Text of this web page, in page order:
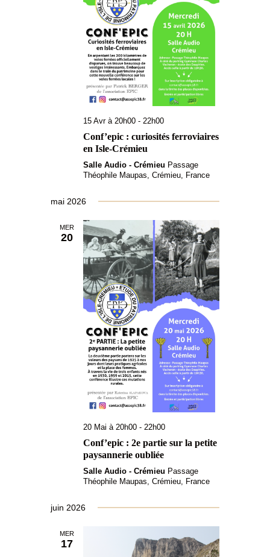
15 Avr à 20h00 - 22h00
Conf’epic : curiosités ferroviaires
en Isle-Crémieu
Salle Audio - Crémieu Passage
Théophile Maupas, Crémieu, France
mai 2026
MER
20
20 Mai à 20h00 - 22h00
Conf’epic : 2e partie sur la petite
paysannerie oubliée
Salle Audio - Crémieu Passage
Théophile Maupas, Crémieu, France
juin 2026
MER
17